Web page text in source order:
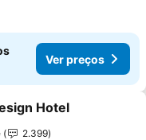
Ver preços
aos favoritos
Hotel
2.399